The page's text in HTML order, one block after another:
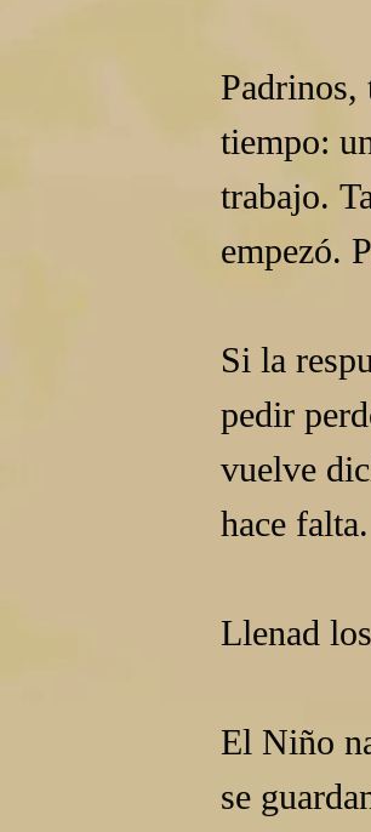
Padrinos,
tiempo:
trabajo.
empezó.
Si la
pedir
vuelve
hace falta.
Llenad
El Niño
se